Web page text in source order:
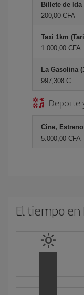
Billete de
200,00 CFA
Taxi 1km
1.000,00 CFA
La Gasolina
997,308 C
Deporte
Cine,
5.000,00 CFA
El tiempo en